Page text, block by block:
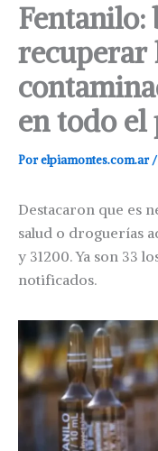
Fentanilo:
recuperar
en todo el
Porelpiamontes.com.ar/
Destacaron que es
salud o droguerías
y 31200. Ya son 33
notificados.